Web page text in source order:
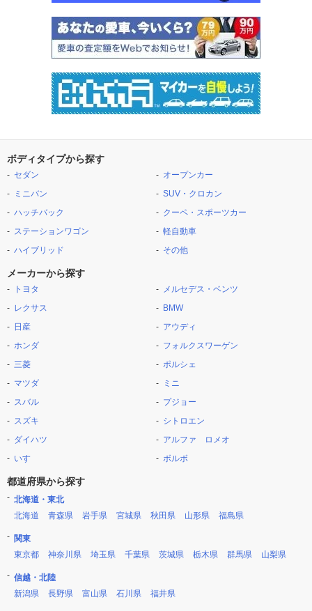
ボディタイプから探す
セダン
ミニバン
ハッチバック
ステーションワゴン
ハイブリッド
オープンカー
SUV・クロカン
クーペ・スポーツカー
軽自動車
その他
メーカーから探す
トヨタ
レクサス
日産
ホンダ
三菱
マツダ
スバル
スズキ
ダイハツ
いすゞ
メルセデス・ベンツ
BMW
アウディ
フォルクスワーゲン
ポルシェ
ミニ
プジョー
シトロエン
アルファ ロメオ
ボルボ
都道府県から探す
北海道・東北
北海道
青森県 岩手県 宮城県 秋田県 山形県 福島県
関東
東京都
神奈川県 埼玉県 千葉県 茨城県 栃木県 群馬県 山梨県
信越・北陸
新潟県
長野県 富山県 石川県 福井県